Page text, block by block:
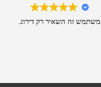
משתמש זה השאיר רק דירוג.